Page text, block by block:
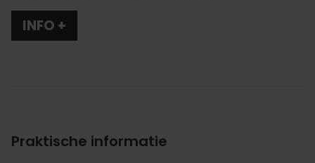
INFO +
Praktische informatie